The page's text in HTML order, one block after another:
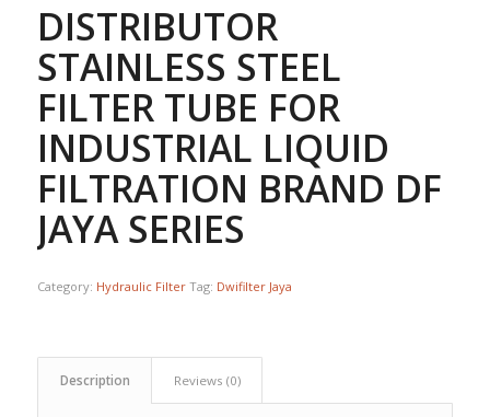
DISTRIBUTOR
STAINLESS STEEL
FILTER TUBE FOR
INDUSTRIAL LIQUID
FILTRATION BRAND DF
JAYA SERIES
Category: Hydraulic Filter Tag: Dwifilter Jaya
Description Reviews (0)